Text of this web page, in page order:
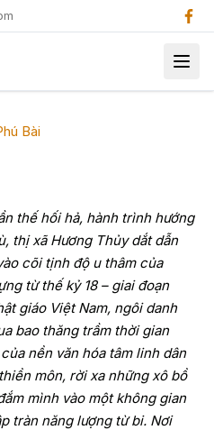
Bài
thế hối hả, hành trình hướng
thị xã Hương Thủy dắt dẫn
cõi tịnh độ u thâm của
từ thế kỷ 18 – giai đoạn
giáo Việt Nam, ngôi danh
bao thăng trầm thời gian
nền văn hóa tâm linh dân
môn, rời xa những xô bồ
mình vào một không gian
tràn năng lượng từ bi. Nơi